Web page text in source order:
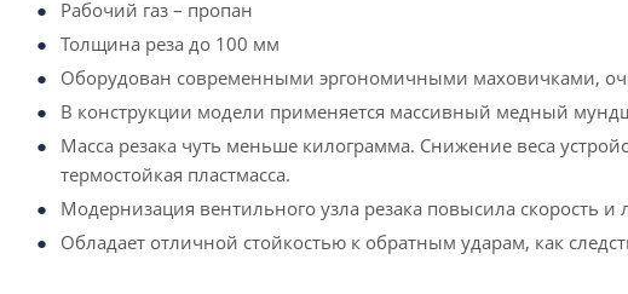
Рабочий газ – пропан
Толщина реза до 100 мм
Оборудован современными эргономичными маховичками,
В конструкции модели применяется массивный медный
Масса резака чуть меньше килограмма. Снижение веса
термостойкая пластмасса.
Модернизация вентильного узла резака повысила скорость и
Обладает отличной стойкостью к обратным ударам, как